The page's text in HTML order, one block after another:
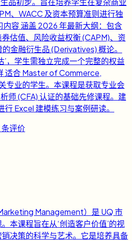
、WACC 及资本预算准则进行独
内容 涵盖 2026 年最新大纲：包含
估值、风险收益权衡 (CAPM)、资
金融衍生品 (Derivatives) 概论。
’，学生需独立完成一个完整的权益
适合 Master of Commerce,
专业的学生。本课程是获取专业会
师 (CFA) 认证的基础先修课程。建
Excel 建模练习与案例研读。
条评价
Management）是 UQ 市
本课程旨在从‘创造客户价值’的视
决策的科学与艺术。它是培养具备